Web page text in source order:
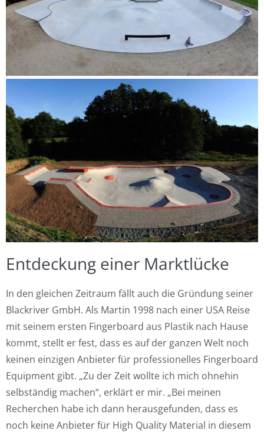
Entdeckung einer Marktlücke
In den gleichen Zeitraum fällt auch die Gründung seiner
Blackriver GmbH. Als Martin 1998 nach einer USA Reise
mit seinem ersten Fingerboard aus Plastik nach Hause
kommt, stellt er fest, dass es auf der ganzen Welt noch
keinen einzigen Anbieter für professionelles Fingerboard
Equipment gibt. „Zu der Zeit wollte ich mich ohnehin
selbständig machen“, erklärt er mir. „Bei meinen
Recherchen habe ich dann herausgefunden, dass es
noch keine Anbieter für High Quality Material in diesem